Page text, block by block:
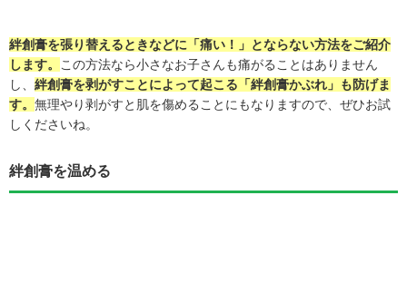
絆創膏を張り替えるときなどに「痛い！」とならない方法をご紹介
します。
この方法なら小さなお子さんも痛がることはありません
し、 絆創膏を剥がすことによって起こる「絆創膏かぶれ」も防げま
す。 無理やり剥がすと肌を傷めることにもなりますので、ぜひお試
しくださいね。
絆創膏を温める